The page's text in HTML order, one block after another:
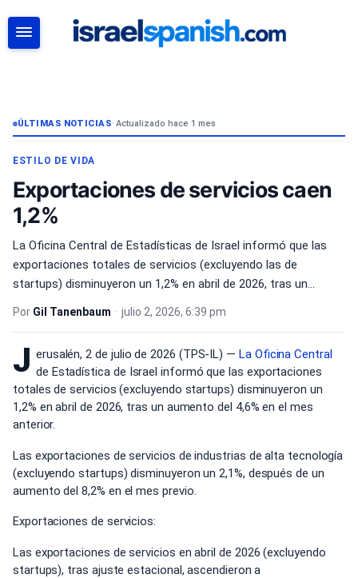
ÚLTIMAS NOTICIAS• Actualizado hace 1 mes
ESTILO DE VIDA
Exportaciones de servicios caen
1,2%
La Oficina Central de Estadísticas de Israel informó que las
exportaciones totales de servicios (excluyendo las de
startups) disminuyeron un 1,2% en abril de 2026, tras un...
Por Gil Tanenbaum • julio 2, 2026, 6:39 pm
J erusalén, 2 de julio de 2026 (TPS-IL) — La Oficina Central
de Estadística de Israel informó que las exportaciones
totales de servicios (excluyendo startups) disminuyeron un
1,2% en abril de 2026, tras un aumento del 4,6% en el mes
anterior.
Las exportaciones de servicios de industrias de alta tecnología
(excluyendo startups) disminuyeron un 2,1%, después de un
aumento del 8,2% en el mes previo.
Exportaciones de servicios:
Las exportaciones de servicios en abril de 2026 (excluyendo
startups), tras ajuste estacional, ascendieron a